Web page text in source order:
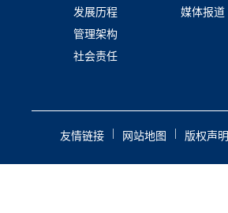
发展历程
管理架构
社会责任
媒体报道
友情链接 网站地图 版权声明